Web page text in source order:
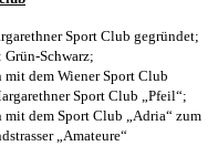
Sport Club gegründet;
Grün-Schwarz;
mit dem Wiener Sport Club
Sport Club „Pfeil“;
mit dem Sport Club „Adria“ zum
„Amateure“